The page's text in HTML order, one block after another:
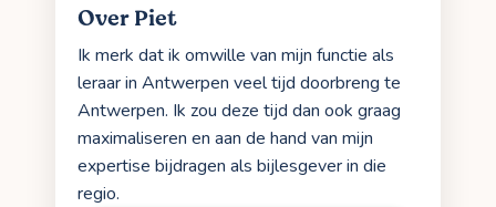
Over Piet
Ik merk dat ik omwille van mijn functie als
leraar in Antwerpen veel tijd doorbreng te
Antwerpen. Ik zou deze tijd dan ook graag
maximaliseren en aan de hand van mijn
expertise bijdragen als bijlesgever in die
regio.